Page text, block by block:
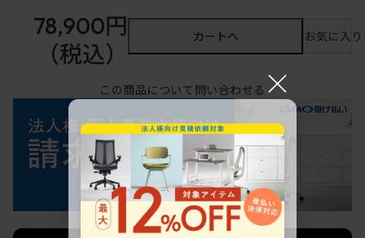
78,900円
（税込）
カートへ お気に入
この商品について問い合わせる ×